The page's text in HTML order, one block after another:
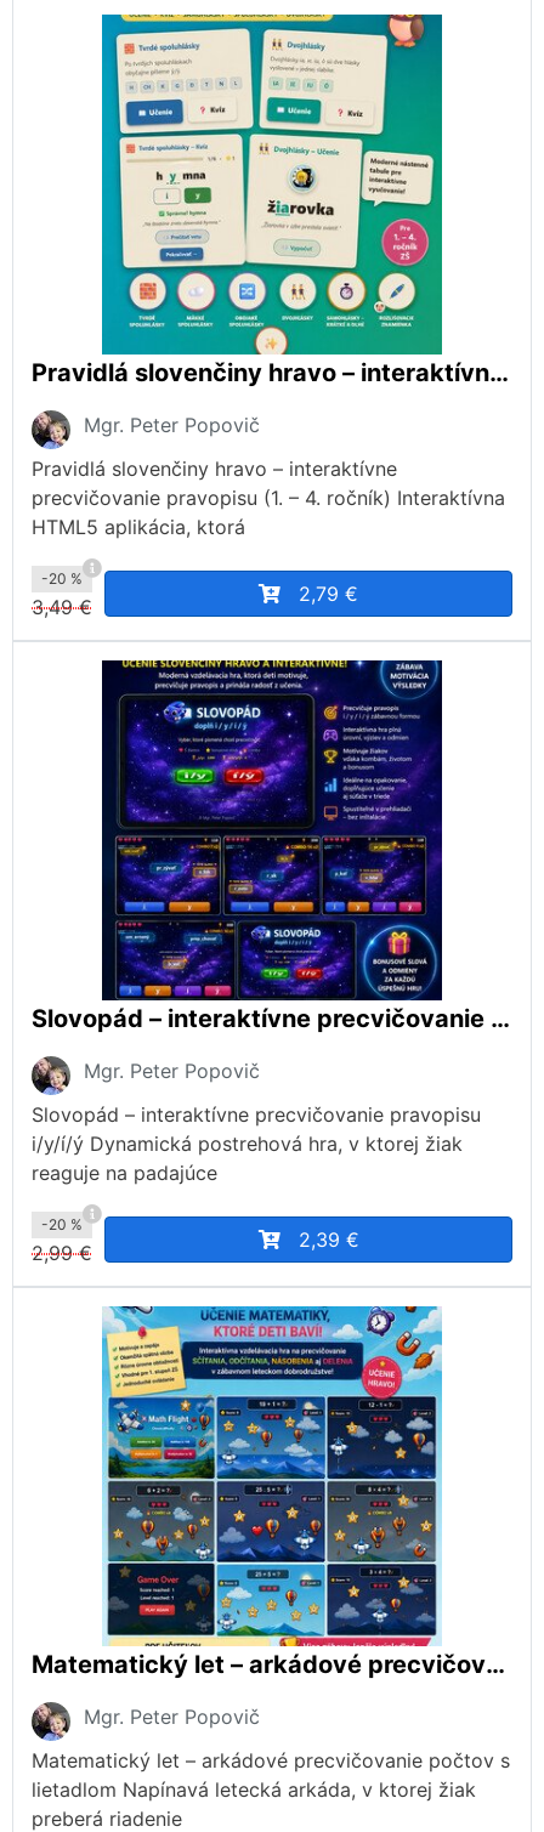
Pravidlá slovenčiny hravo – interaktívne precvičovanie pravopisu (1. – 4. ročník)
Mgr. Peter Popovič
Pravidlá slovenčiny hravo – interaktívne
precvičovanie pravopisu (1. – 4. ročník) Interaktívna
HTML5 aplikácia, ktorá
-20 %
3,49 €
2,79 €
Slovopád – interaktívne precvičovanie pravopisu i/y/í/ý
Mgr. Peter Popovič
Slovopád – interaktívne precvičovanie pravopisu
i/y/í/ý Dynamická postrehová hra, v ktorej žiak
reaguje na padajúce
-20 %
2,99 €
2,39 €
Matematický let – arkádové precvičovanie matematiky
Mgr. Peter Popovič
Matematický let – arkádové precvičovanie počtov s
lietadlom Napínavá letecká arkáda, v ktorej žiak
preberá riadenie